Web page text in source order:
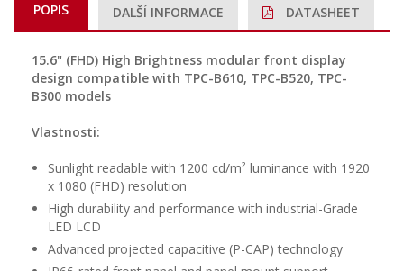
POPIS DALŠÍ INFORMACE DATASHEET
15.6" (FHD) High Brightness modular front display
design compatible with TPC-B610, TPC-B520, TPC-
B300 models
Vlastnosti:
Sunlight readable with 1200 cd/m² luminance with 1920
x 1080 (FHD) resolution
High durability and performance with industrial-Grade
LED LCD
Advanced projected capacitive (P-CAP) technology